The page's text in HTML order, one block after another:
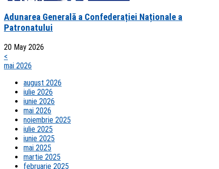
Adunarea Generală a Confederației Naționale a
Patronatului
20 May 2026
<
mai 2026
august 2026
iulie 2026
iunie 2026
mai 2026
noiembrie 2025
iulie 2025
iunie 2025
mai 2025
martie 2025
februarie 2025